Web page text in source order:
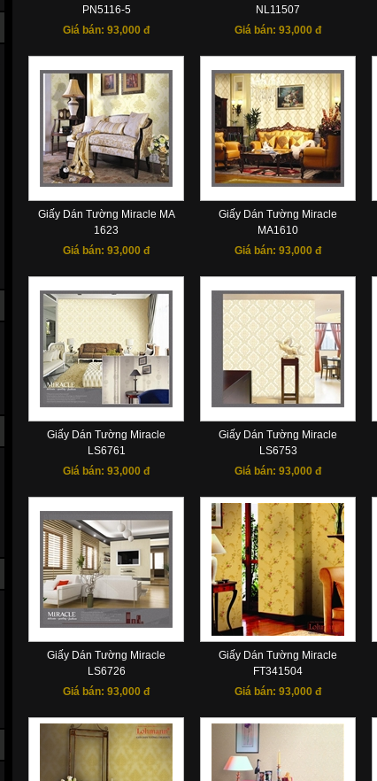
PN5116-5
Giá bán: 93,000 đ
NL11507
Giá bán: 93,000 đ
Giấy Dán Tường Miracle MA
1623
Giá bán: 93,000 đ
Giấy Dán Tường Miracle
MA1610
Giá bán: 93,000 đ
Giấy Dán Tường Miracle
LS6761
Giá bán: 93,000 đ
Giấy Dán Tường Miracle
LS6753
Giá bán: 93,000 đ
Giấy Dán Tường Miracle
LS6726
Giá bán: 93,000 đ
Giấy Dán Tường Miracle
FT341504
Giá bán: 93,000 đ